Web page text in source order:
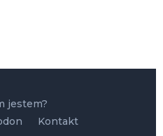
jestem?
Kontakt